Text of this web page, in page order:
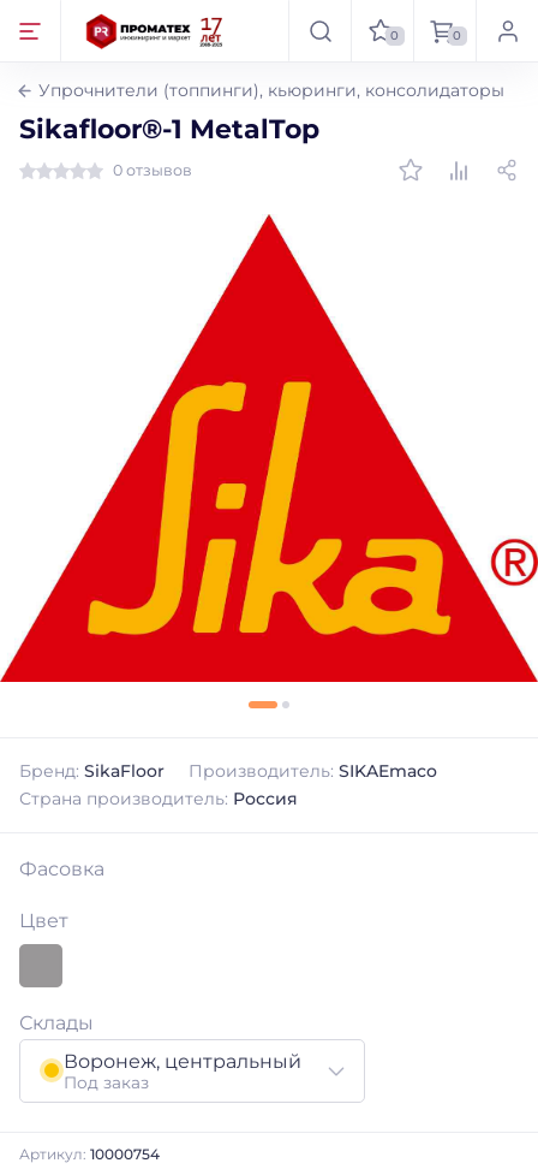
0 0
Упрочнители (топпинги), кьюринги, консолидаторы
Sikafloor®-1 MetalTop
0 отзывов
Бренд: SikaFloor Производитель: SIKAEmaco
Страна производитель: Россия
Фасовка
Цвет
Склады
Воронеж, центральный
Под заказ
Артикул: 10000754